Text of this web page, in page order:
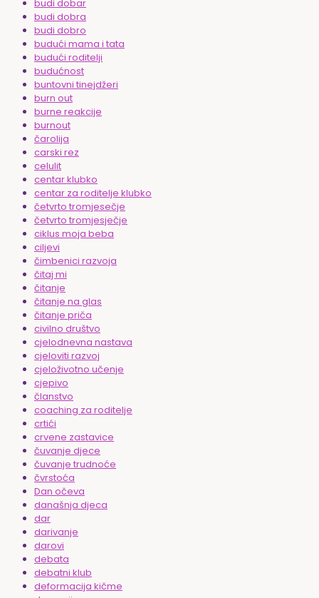
budi dobar
budi dobra
budi dobro
budući mama i tata
budući roditelji
budućnost
buntovni tinejdžeri
burn out
burne reakcije
burnout
čarolija
carski rez
celulit
centar klubko
centar za roditelje klubko
četvrto tromjesečje
četvrto tromjesječje
ciklus moja beba
ciljevi
čimbenici razvoja
čitaj mi
čitanje
čitanje na glas
čitanje priča
civilno društvo
cjelodnevna nastava
cjeloviti razvoj
cjeloživotno učenje
cjepivo
članstvo
coaching za roditelje
crtići
crvene zastavice
čuvanje djece
čuvanje trudnoće
čvrstoća
Dan očeva
današnja djeca
dar
darivanje
darovi
debata
debatni klub
deformacija kičme